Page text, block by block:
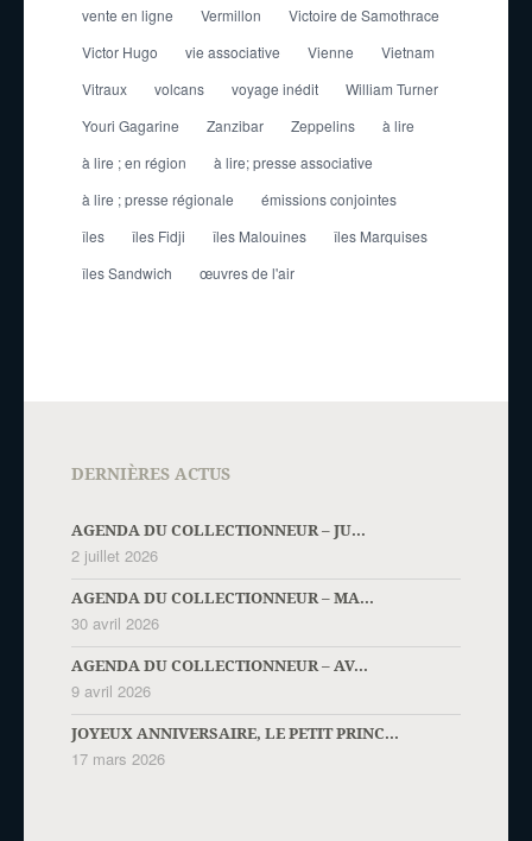
vente en ligne
Vermillon
Victoire de Samothrace
Victor Hugo
vie associative Vienne
Vietnam
Vitraux
volcans voyage inédit
William Turner
Youri Gagarine
Zanzibar Zeppelins
à lire
à lire ; en région
à lire; presse associative
à lire ; presse régionale
émissions conjointes
îles
îles Fidji îles Malouines
îles Marquises
îles Sandwich
œuvres de l'air
DERNIÈRES ACTUS
AGENDA DU COLLECTIONNEUR – JU...
2 juillet 2026
AGENDA DU COLLECTIONNEUR – MA...
30 avril 2026
AGENDA DU COLLECTIONNEUR – AV...
9 avril 2026
JOYEUX ANNIVERSAIRE, LE PETIT PRINC...
17 mars 2026